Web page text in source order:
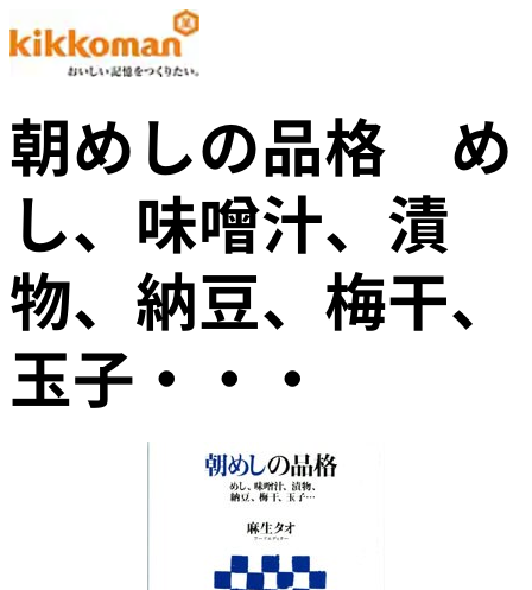
朝めしの品格 め
し、味噌汁、漬
物、納豆、梅干、
玉子・・・